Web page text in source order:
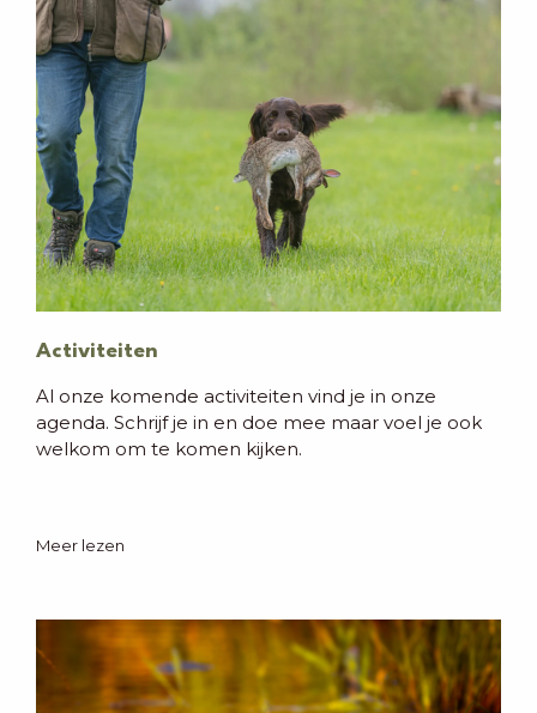
Activiteiten
Al onze komende activiteiten vind je in onze
agenda. Schrijf je in en doe mee maar voel je ook
welkom om te komen kijken.
Meer lezen